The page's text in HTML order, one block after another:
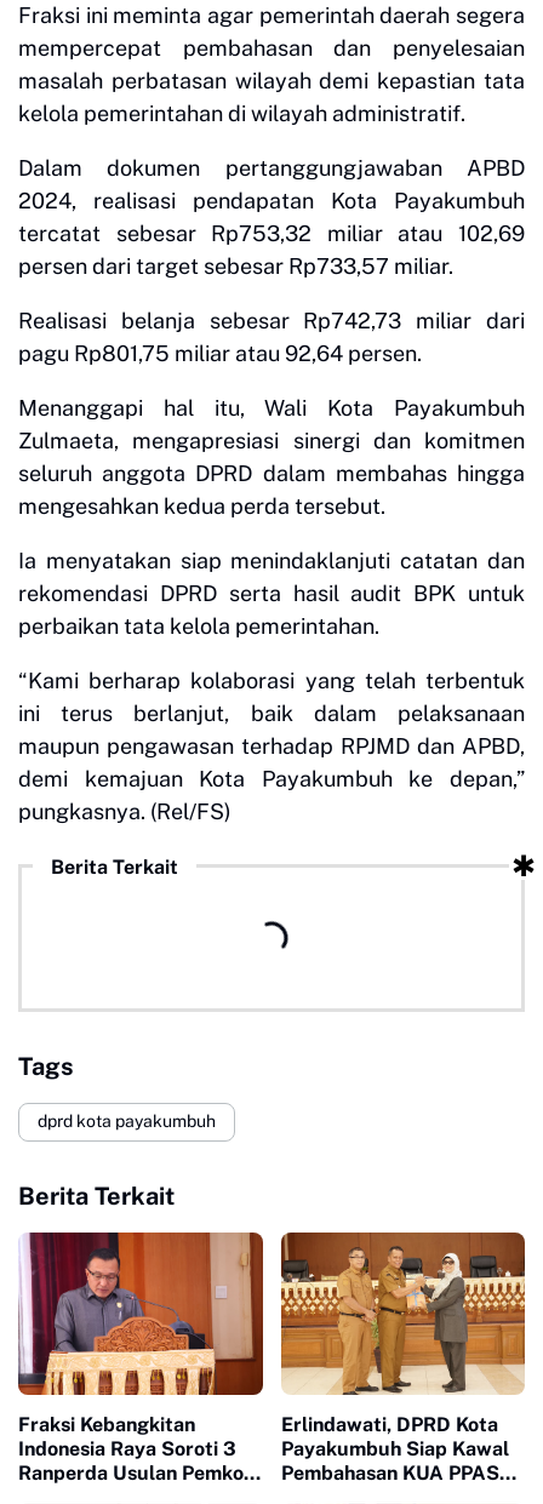
Fraksi ini meminta agar pemerintah daerah segera
mempercepat pembahasan dan penyelesaian
masalah perbatasan wilayah demi kepastian tata
kelola pemerintahan di wilayah administratif.
Dalam dokumen pertanggungjawaban APBD
2024, realisasi pendapatan Kota Payakumbuh
tercatat sebesar Rp753,32 miliar atau 102,69
persen dari target sebesar Rp733,57 miliar.
Realisasi belanja sebesar Rp742,73 miliar dari
pagu Rp801,75 miliar atau 92,64 persen.
Menanggapi hal itu, Wali Kota Payakumbuh
Zulmaeta, mengapresiasi sinergi dan komitmen
seluruh anggota DPRD dalam membahas hingga
mengesahkan kedua perda tersebut.
Ia menyatakan siap menindaklanjuti catatan dan
rekomendasi DPRD serta hasil audit BPK untuk
perbaikan tata kelola pemerintahan.
“Kami berharap kolaborasi yang telah terbentuk
ini terus berlanjut, baik dalam pelaksanaan
maupun pengawasan terhadap RPJMD dan APBD,
demi kemajuan Kota Payakumbuh ke depan,”
pungkasnya. (Rel/FS)
Berita Terkait
Tags
dprd kota payakumbuh
Berita Terkait
Fraksi Kebangkitan
Indonesia Raya Soroti 3
Ranperda Usulan Pemko
Erlindawati, DPRD Kota
Payakumbuh Siap Kawal
Pembahasan KUA PPAS